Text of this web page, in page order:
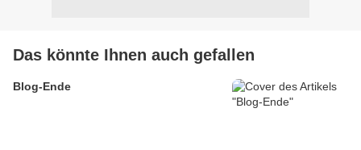
Das könnte Ihnen auch gefallen
Blog-Ende